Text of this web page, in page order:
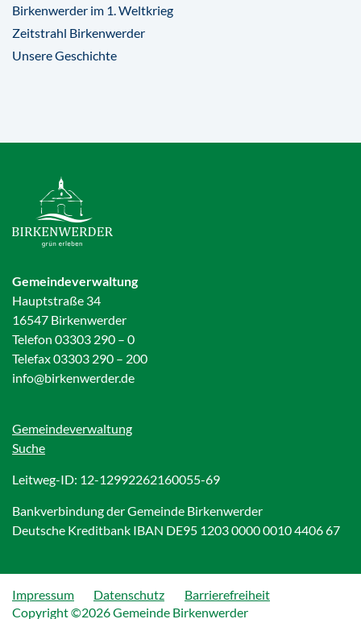
Birkenwerder im 1. Weltkrieg
Zeitstrahl Birkenwerder
Unsere Geschichte
Gemeindeverwaltung
Hauptstraße 34
16547 Birkenwerder
Telefon 03303 290 – 0
Telefax 03303 290 – 200
info@birkenwerder.de
Gemeindeverwaltung
Suche
Leitweg-ID: 12-12992262160055-69
Bankverbindung der Gemeinde Birkenwerder
Deutsche Kreditbank IBAN DE95 1203 0000 0010 4406 67
Impressum Datenschutz
Barrierefreiheit
Copyright ©2026 Gemeinde Birkenwerder